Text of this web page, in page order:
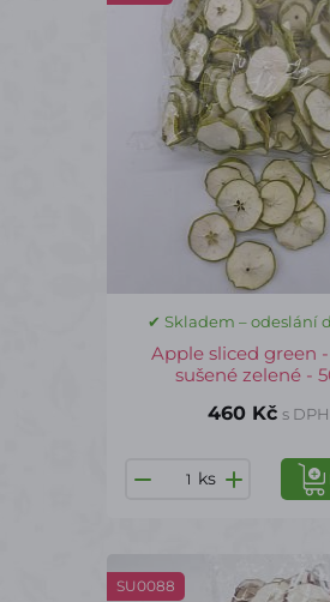
✔ Skladem – odeslání
Apple sliced green
sušené zelené -
460 Kč s DPH
ks
SU0088